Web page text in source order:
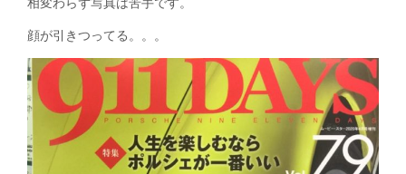
顔が引きつってる。。。